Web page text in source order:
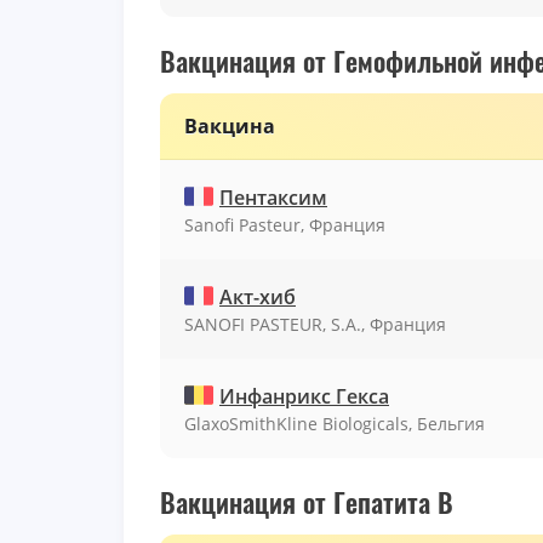
Вакцинация от Гемофильной
Вакцина
Пентаксим
Sanofi Pasteur, Франция
Акт-хиб
SANOFI PASTEUR, S.A., Франция
Инфанрикс Гекса
GlaxoSmithKline Biologicals, Бельгия
Вакцинация от Гепатита B